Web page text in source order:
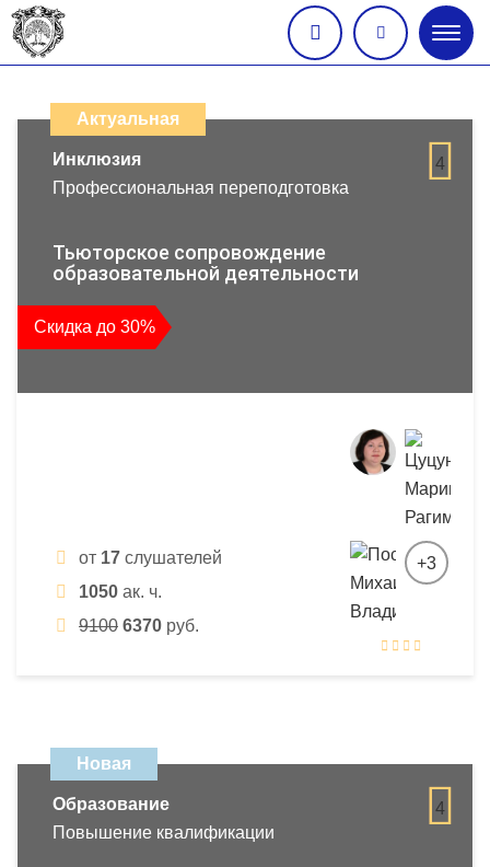
меню
дистанционных
образовательных
повышения
квалификации
и
профессиональной
Актуальная
4
Инклюзия
Профессиональная переподготовка
Тьюторское сопровождение
образовательной деятельности
Скидка до 30%
от 17 слушателей
1050 ак. ч.
9100 6370 руб.
+3
Новая
4
Образование
Повышение квалификации